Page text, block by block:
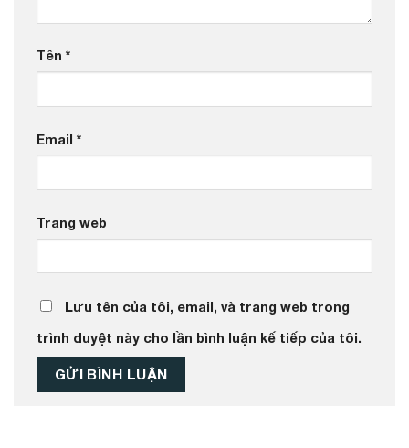
Tên *
Email *
Trang web
Lưu tên của tôi, email, và trang web trong
trình duyệt này cho lần bình luận kế tiếp của tôi.